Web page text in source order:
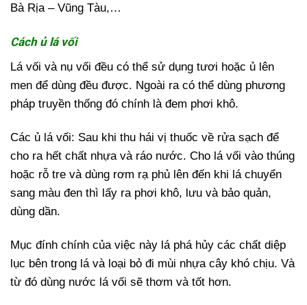
Bà Rịa – Vũng Tàu,…
Cách ủ lá vối
Lá vối và nụ vối đều có thể sử dụng tươi hoặc ủ lên
men để dùng đều được. Ngoài ra có thể dùng phương
pháp truyền thống đó chính là đem phơi khô.
Các ủ lá vối: Sau khi thu hái vị thuốc về rửa sạch để
cho ra hết chất nhựa và ráo nước. Cho lá vối vào thúng
hoặc rỗ tre và dùng rơm rạ phủ lên đến khi lá chuyển
sang màu đen thì lấy ra phơi khô, lưu và bảo quản,
dùng dần.
Mục đính chính của việc này lá phá hủy các chất diệp
lục bên trong lá và loại bỏ đi mùi nhựa cây khó chịu. Và
từ đó dùng nước lá vối sẽ thơm và tốt hơn.